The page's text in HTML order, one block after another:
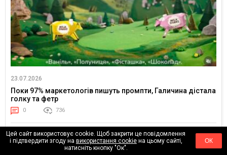
23.07.2026
Поки 97% маркетологів пишуть промпти, Галичина дістала
голку та фетр
0 736
Цей сайт використовує cookie. Щоб закрити це повідомлення
і підтвердити згоду на використання cookieна цьому сайті,
натисніть кнопку "Ок".
ОК